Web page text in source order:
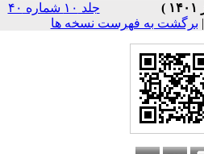
جلد ۱۰ شماره ۴۰
برگشت به فهرست نسخه ها